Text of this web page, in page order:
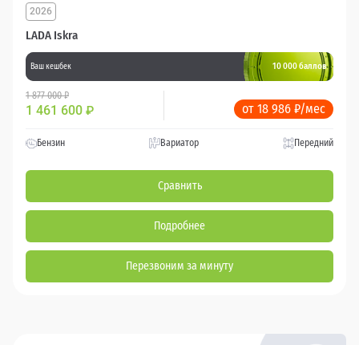
LADA Iskra
2026
Ваш кешбек 10 000 баллов
1 877 000 ₽
1 461 600 ₽ от 18 986 ₽/мес
Бензин Вариатор Передний
Сравнить
Подробнее
Перезвоним за минуту